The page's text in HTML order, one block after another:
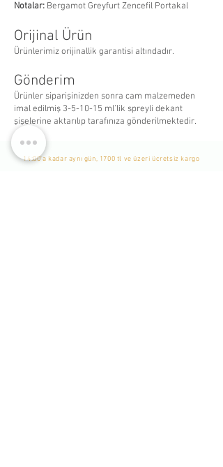
Notalar: Bergamot Greyfurt Zencefil Portakal
Orijinal Ürün
Ürünlerimiz orijinallik garantisi altındadır.
Gönderim
Ürünler siparişinizden sonra cam malzemeden
imal edilmiş 3-5-10-15 ml’lik spreyli dekant
şişelerine aktarılıp tarafınıza gönderilmektedir.
14:00'a kadar aynı gün, 1700 tl ve üzeri ücretsiz kargo